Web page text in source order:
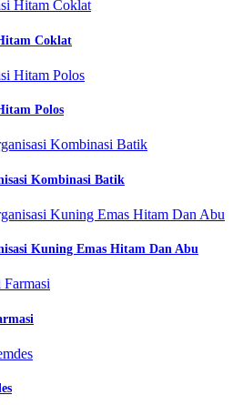
Coklat
Polos
Kombinasi Batik
Kuning Emas Hitam Dan Abu